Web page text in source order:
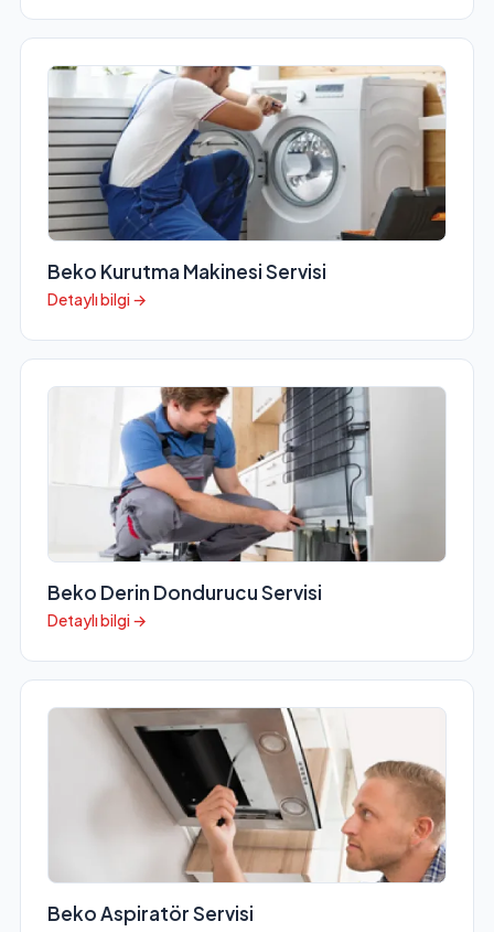
Beko Kurutma Makinesi Servisi
Detaylı bilgi →
Beko Derin Dondurucu Servisi
Detaylı bilgi →
Beko Aspiratör Servisi